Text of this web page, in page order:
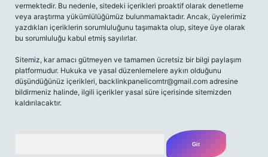
vermektedir. Bu nedenle, sitedeki içerikleri proaktif olarak denetleme
veya araştırma yükümlülüğümüz bulunmamaktadır. Ancak, üyelerimiz
yazdıkları içeriklerin sorumluluğunu taşımakta olup, siteye üye olarak
bu sorumluluğu kabul etmiş sayılırlar.
Sitemiz, kar amacı gütmeyen ve tamamen ücretsiz bir bilgi paylaşım
platformudur. Hukuka ve yasal düzenlemelere aykırı olduğunu
düşündüğünüz içerikleri, backlinkpanelicomtr@gmail.com adresine
bildirmeniz halinde, ilgili içerikler yasal süre içerisinde sitemizden
kaldırılacaktır.